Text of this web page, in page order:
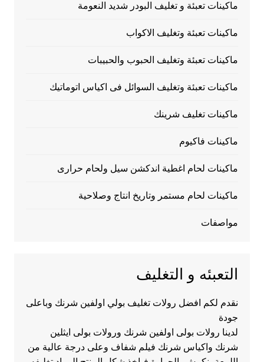
ماكينات تعبئة و تغليف البودر شديد النعومة
ماكينات تعبئة وتغليف الاكواب
ماكينات تعبئة وتغليف الحبوب والحبيبات
ماكينات تعبئة وتغليف السوائل فى اكياس اتوماتيك
ماكينات تغليف شرينك
ماكينات فاكيوم
ماكينات لحام اغطية اندكشن سيل ولحام حرارى
ماكينات لحام مستمر وتاريخ انتاج وصلاحية
مواصفات
التعبئه و التغليف
نقدم لكم افضل رولات تغليف بولي اولفين شرنك وباعلى
جودة
لدينا رولات بولى اولفين شرنك ورولات بولى ايثلين
شرنك واكياس شرنك فيلم شفاف وعلى درجة عالية من